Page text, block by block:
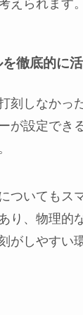
えられます。
徹底的に
刻しなかっ
が設定でき
ついてもス
り、物理的
がしやすい